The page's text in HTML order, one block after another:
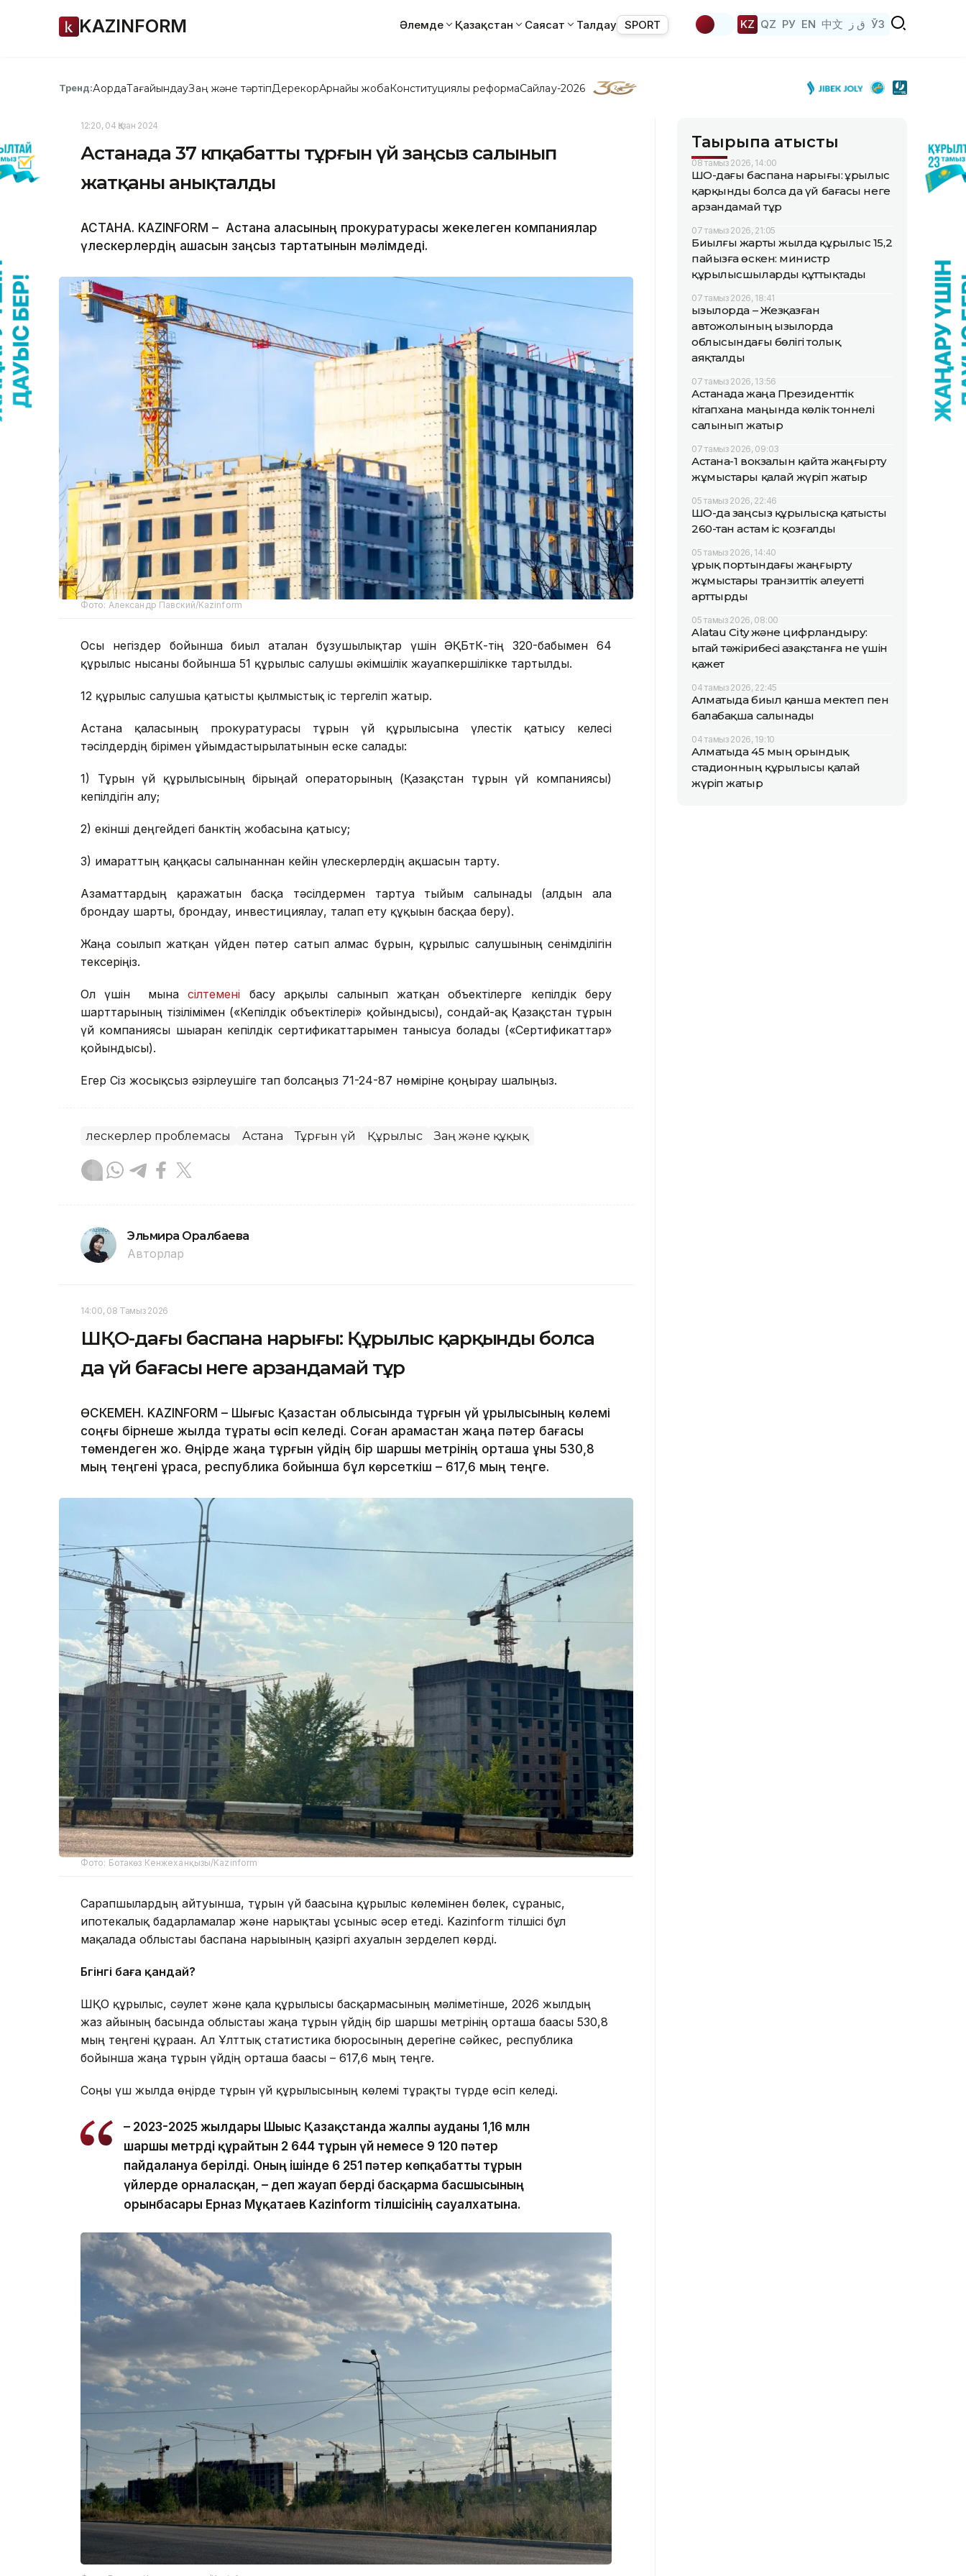
KAZINFORM Әлемде Қазақстан Саясат Талдау SPORT KZ QZ РУ EN 中文 ق ز ЎЗ
Тренд:АқордаТағайындауЗаң және тәртіпДерекқорАрнайы жобаКонституциялық реформаСайлау-2026
12:20, 04 Қазан 2024
Астанада 37 көпқабатты тұрғын үй заңсыз салынып
жатқаны анықталды
АСТАНA. KAZINFORM – Астана қаласының прокуратурасы жекелеген компаниялар
үлескерлердің ақшасын заңсыз тартатынын мәлімдеді.
Фото: Александр Павский/Kazinform
Осы негіздер бойынша биыл аталған бұзушылықтар үшін ӘҚБтК-тің 320-бабымен 64
құрылыс нысаны бойынша 51 құрылыс салушы әкімшілік жауапкершілікке тартылды.
12 құрылыс салушыға қатысты қылмыстық іс тергеліп жатыр.
Астана қаласының прокуратурасы тұрғын үй құрылысына үлестік қатысу келесі
тәсілдердің бірімен ұйымдастырылатынын еске салады:
1) Тұрғын үй құрылысының бірыңғай операторының (Қазақстан тұрғын үй компаниясы)
кепілдігін алу;
2) екінші деңгейдегі банктің жобасына қатысу;
3) ғимараттың қаңқасы салынғаннан кейін үлескерлердің ақшасын тарту.
Азаматтардың қаражатын басқа тәсілдермен тартуға тыйым салынады (алдын ала
брондау шарты, брондау, инвестициялау, талап ету құқығын басқаға беру).
Жаңа соғылып жатқан үйден пәтер сатып алмас бұрын, құрылыс салушының сенімділігін
тексеріңіз.
Ол үшін мынасілтемені басу арқылы салынып жатқан объектілерге кепілдік беру
шарттарының тізілімімен («Кепілдік объектілері» қойындысы), сондай-ақ Қазақстан тұрғын
үй компаниясы шығарған кепілдік сертификаттарымен танысуға болады («Сертификаттар»
қойындысы).
Егер Cіз жосықсыз әзірлеушіге тап болсаңыз 71-24-87 нөміріне қоңырау шалыңыз.
Үлескерлер проблемасы Астана Тұрғын үй Құрылыс Заң және құқық
Эльмира Оралбаева
Авторлар
14:00, 08 Тамыз 2026
ШҚО-дағы баспана нарығы: Құрылыс қарқынды болса
да үй бағасы неге арзандамай тұр
ӨСКЕМЕН. KAZINFORM – Шығыс Қазақстан облысында тұрғын үй құрылысының көлемі
соңғы бірнеше жылда тұрақты өсіп келеді. Соған қарамастан жаңа пәтер бағасы
төмендеген жоқ. Өңірде жаңа тұрғын үйдің бір шаршы метрінің орташа құны 530,8
мың теңгені құраса, республика бойынша бұл көрсеткіш – 617,6 мың теңге.
Фото: Ботакөз Кенжеханқызы/Kazinform
Сарапшылардың айтуынша, тұрғын үй бағасына құрылыс көлемінен бөлек, сұраныс,
ипотекалық бағдарламалар және нарықтағы ұсыныс әсер етеді. Kazinform тілшісі бұл
мақалада облыстағы баспана нарығының қазіргі ахуалын зерделеп көрді.
Бүгінгі баға қандай?
ШҚО құрылыс, сәулет және қала құрылысы басқармасының мәліметінше, 2026 жылдың
жаз айының басында облыстағы жаңа тұрғын үйдің бір шаршы метрінің орташа бағасы 530,8
мың теңгені құраған. Ал Ұлттық статистика бюросының дерегіне сәйкес, республика
бойынша жаңа тұрғын үйдің орташа бағасы – 617,6 мың теңге.
Соңғы үш жылда өңірде тұрғын үй құрылысының көлемі тұрақты түрде өсіп келеді.
– 2023-2025 жылдары Шығыс Қазақстанда жалпы ауданы 1,16 млн
шаршы метрді құрайтын 2 644 тұрғын үй немесе 9 120 пәтер
пайдалануға берілді. Оның ішінде 6 251 пәтер көпқабатты тұрғын
үйлерде орналасқан, – деп жауап берді басқарма басшысының
орынбасары Ерназ Мұқатаев Kazinform тілшісінің сауалхатына.
Тақырыпқа қатысты
08 тамыз 2026, 14:00
ШҚО-дағы баспана нарығы: Құрылыс
қарқынды болса да үй бағасы неге
арзандамай тұр
07 тамыз 2026, 21:05
Биылғы жарты жылда құрылыс 15,2
пайызға өскен: министр
құрылысшыларды құттықтады
07 тамыз 2026, 18:41
Қызылорда – Жезқазған
автожолының Қызылорда
облысындағы бөлігі толық
аяқталды
07 тамыз 2026, 13:56
Астанада жаңа Президенттік
кітапхана маңында көлік тоннелі
салынып жатыр
07 тамыз 2026, 09:03
Астана-1 вокзалын қайта жаңғырту
жұмыстары қалай жүріп жатыр
05 тамыз 2026, 22:46
ШҚО-да заңсыз құрылысқа қатысты
260-тан астам іс қозғалды
05 тамыз 2026, 14:40
Құрық портындағы жаңғырту
жұмыстары транзиттік әлеуетті
арттырды
05 тамыз 2026, 08:00
Alatau City және цифрландыру:
Қытай тәжірибесі Қазақстанға не үшін
қажет
04 тамыз 2026, 22:45
Алматыда биыл қанша мектеп пен
балабақша салынады
04 тамыз 2026, 19:10
Алматыда 45 мың орындық
стадионның құрылысы қалай
жүріп жатыр